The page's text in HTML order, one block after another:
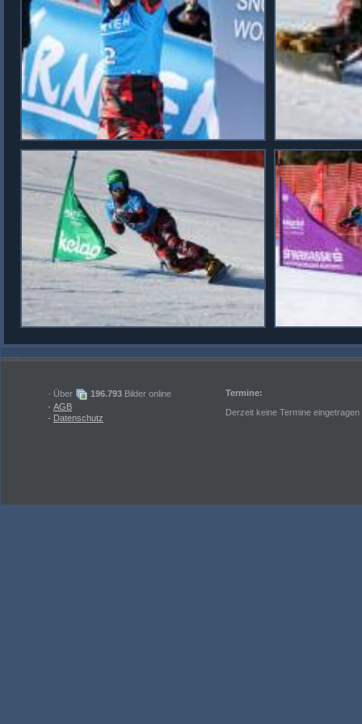
· Über 196.793 Bilder online
· AGB
· Datenschutz
Termine:
Derzeit keine Termine eingetragen